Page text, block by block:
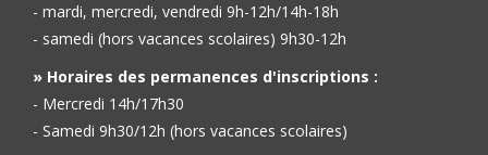
- mardi, mercredi, vendredi 9h-12h/14h-18h
- samedi (hors vacances scolaires) 9h30-12h
» Horaires des permanences d'inscriptions :
- Mercredi 14h/17h30
- Samedi 9h30/12h (hors vacances scolaires)